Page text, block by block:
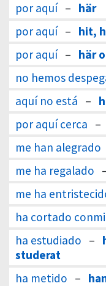
por aquí – här
por aquí – hit,
por aquí – här
no hemos
aquí no está –
por aquí cerca –
me han alegrado
me ha regalado
me ha
ha cortado
ha estudiado –
studerat
ha metido –